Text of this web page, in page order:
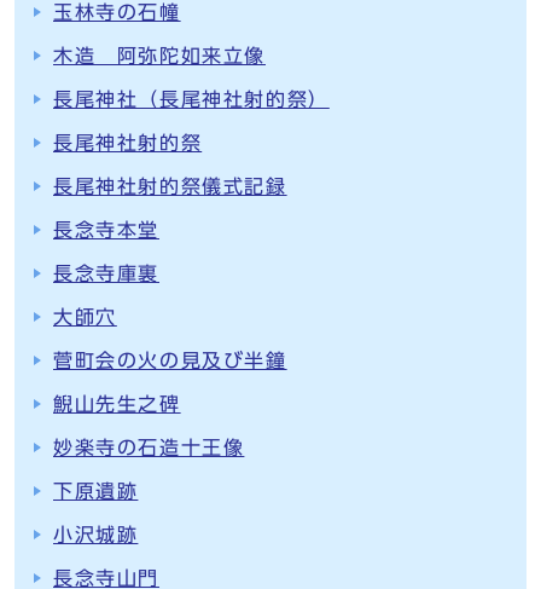
玉林寺の石幢
木造 阿弥陀如来立像
長尾神社（長尾神社射的祭）
長尾神社射的祭
長尾神社射的祭儀式記録
長念寺本堂
長念寺庫裏
大師穴
菅町会の火の見及び半鐘
鯢山先生之碑
妙楽寺の石造十王像
下原遺跡
小沢城跡
長念寺山門